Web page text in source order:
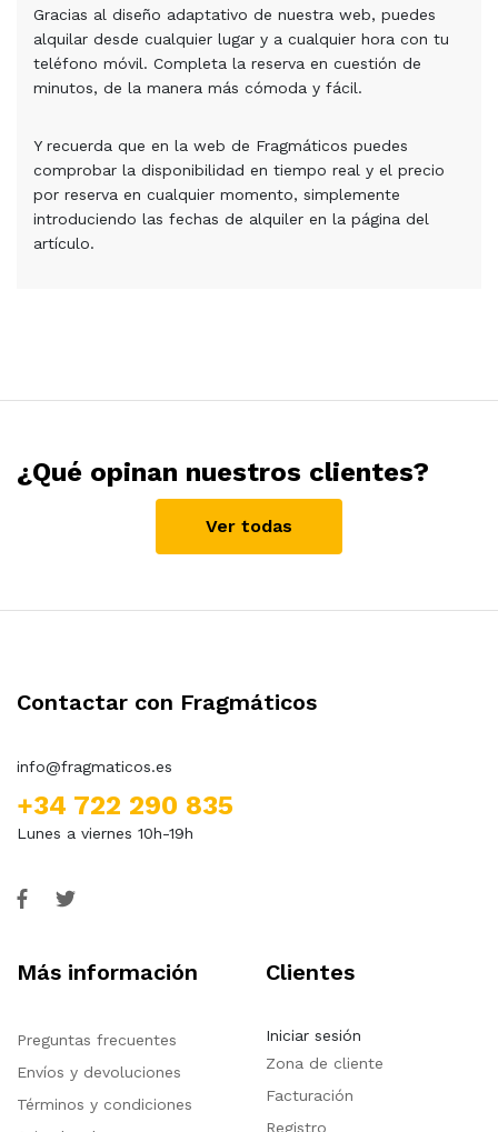
Gracias al diseño adaptativo de nuestra web, puedes
alquilar desde cualquier lugar y a cualquier hora con tu
teléfono móvil. Completa la reserva en cuestión de
minutos, de la manera más cómoda y fácil.
Y recuerda que en la web de Fragmáticos puedes
comprobar la disponibilidad en tiempo real y el precio
por reserva en cualquier momento, simplemente
introduciendo las fechas de alquiler en la página del
artículo.
¿Qué opinan nuestros clientes?
Ver todas
Contactar con Fragmáticos
info@fragmaticos.es
+34 722 290 835
Lunes a viernes 10h-19h
Más información
Preguntas frecuentes
Envíos y devoluciones
Términos y condiciones
Clientes
Iniciar sesión
Zona de cliente
Facturación
Registro